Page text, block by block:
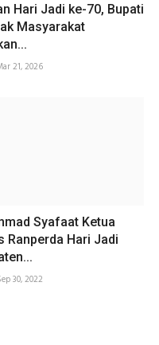
Hari Jadi ke-70, Bupati
Masyarakat
21, 2026
Syafaat Ketua
Ranperda Hari Jadi
30, 2022